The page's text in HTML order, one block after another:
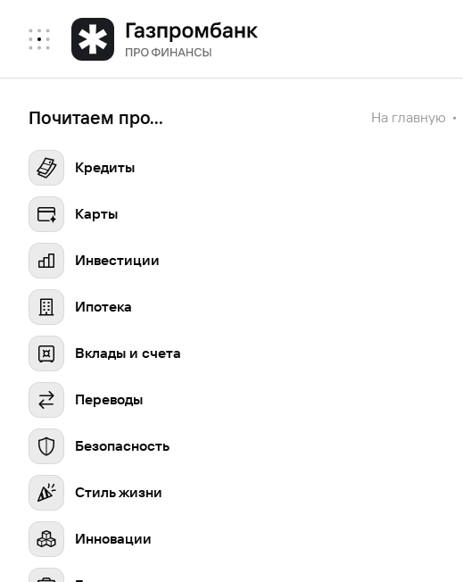
На главную
Почитаем про...
Кредиты
Карты
Инвестиции
Ипотека
Вклады и счета
Переводы
Безопасность
Стиль жизни
Инновации